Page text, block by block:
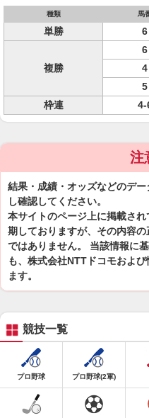
種類 馬
単勝 6
複勝
6
4
5
枠連
4-
注
結果・成績・オッズなどのデ
し確認してください。
本サイトのページ上に掲載さ
期しておりますが、その内容
ではありません。 当該情報に
も、株式会社NTTドコモおよ
ます。
競技一覧
プロ野球 プロ野球(2軍)